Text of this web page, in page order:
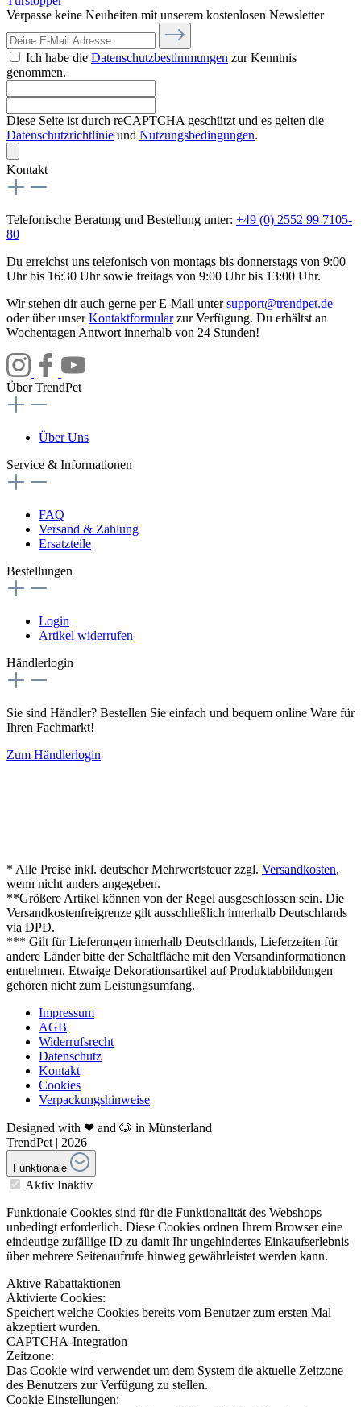
Verpasse keine Neuheiten mit unserem kostenlosen Newsletter
Ich habe die Datenschutzbestimmungen zur Kenntnis
genommen.
Diese Seite ist durch reCAPTCHA geschützt und es gelten die
Datenschutzrichtlinie und Nutzungsbedingungen.
Kontakt
Telefonische Beratung und Bestellung unter: +49 (0) 2552 99 7105-
80
Du erreichst uns telefonisch von montags bis donnerstags von 9:00
Uhr bis 16:30 Uhr sowie freitags von 9:00 Uhr bis 13:00 Uhr.
Wir stehen dir auch gerne per E-Mail untersupport@trendpet.de
oder über unserKontaktformularzur Verfügung. Du erhältst an
Wochentagen Antwort innerhalb von 24 Stunden!
Über TrendPet
Über Uns
Service & Informationen
FAQ
Versand & Zahlung
Ersatzteile
Bestellungen
Login
Artikel widerrufen
Händlerlogin
Sie sind Händler? Bestellen Sie einfach und bequem online Ware für
Ihren Fachmarkt!
Zum Händlerlogin
* Alle Preise inkl. deutscher Mehrwertsteuer zzgl. Versandkosten,
wenn nicht anders angegeben.
**Größere Artikel können von der Regel ausgeschlossen sein. Die
Versandkostenfreigrenze gilt ausschließlich innerhalb Deutschlands
via DPD.
*** Gilt für Lieferungen innerhalb Deutschlands, Lieferzeiten für
andere Länder bitte der Schaltfläche mit den Versandinformationen
entnehmen. Etwaige Dekorationsartikel auf Produktabbildungen
gehören nicht zum Leistungsumfang.
Impressum
AGB
Widerrufsrecht
Datenschutz
Kontakt
Cookies
Verpackungshinweise
Designed with ❤ and 🐶 in Münsterland
TrendPet | 2026
Funktionale
Aktiv Inaktiv
Funktionale Cookies sind für die Funktionalität des Webshops
unbedingt erforderlich. Diese Cookies ordnen Ihrem Browser eine
eindeutige zufällige ID zu damit Ihr ungehindertes Einkaufserlebnis
über mehrere Seitenaufrufe hinweg gewährleistet werden kann.
Aktive Rabattaktionen
Aktivierte Cookies:
Speichert welche Cookies bereits vom Benutzer zum ersten Mal
akzeptiert wurden.
CAPTCHA-Integration
Zeitzone:
Das Cookie wird verwendet um dem System die aktuelle Zeitzone
des Benutzers zur Verfügung zu stellen.
Cookie Einstellungen: